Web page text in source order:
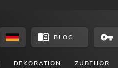
BLOG
DEKORATION ZUBEHÖR